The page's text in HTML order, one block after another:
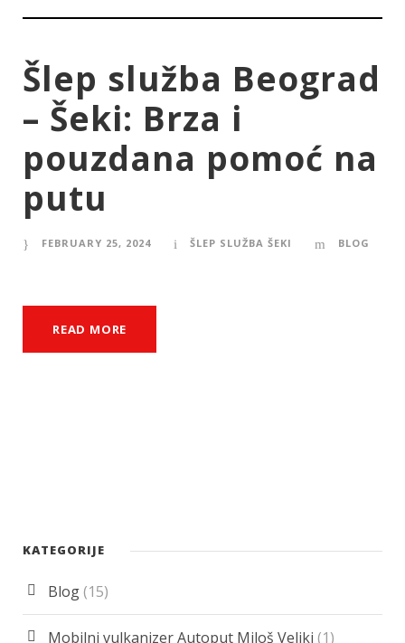
Šlep služba Beograd
– Šeki: Brza i
pouzdana pomoć na
putu
FEBRUARY 25, 2024 ŠLEP SLUŽBA ŠEKI BLOG
READ MORE
KATEGORIJE
Blog(15)
Mobilni vulkanizer Autoput Miloš Veliki (1)